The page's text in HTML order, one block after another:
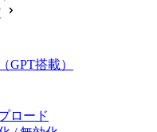
GPT搭載）
ロード